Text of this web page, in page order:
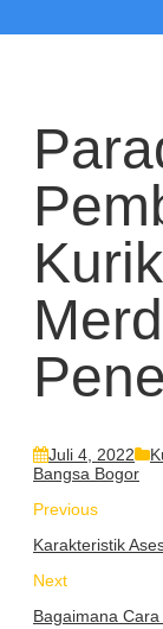
Juli 4, 2022
Bangsa Bogor
Previous
Karakteristik
Next
Bagaimana